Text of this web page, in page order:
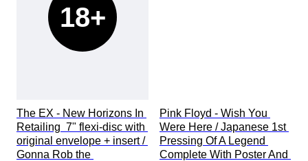
18+
The EX - New Horizons In
Retailing  7" flexi-disc with
original envelope + insert /
Gonna Rob the
Pink Floyd - Wish You
Were Here / Japanese 1st
Pressing Of A Legend
Complete With Poster And